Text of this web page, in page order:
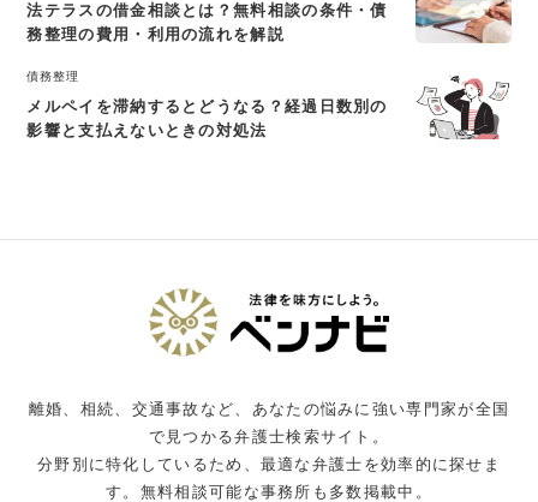
法テラスの借金相談とは？無料相談の条件・債
務整理の費用・利用の流れを解説
債務整理
メルペイを滞納するとどうなる？経過日数別の
影響と支払えないときの対処法
離婚、相続、交通事故など、あなたの悩みに強い専門家が全国
で見つかる弁護士検索サイト。
分野別に特化しているため、最適な弁護士を効率的に探せま
す。無料相談可能な事務所も多数掲載中。